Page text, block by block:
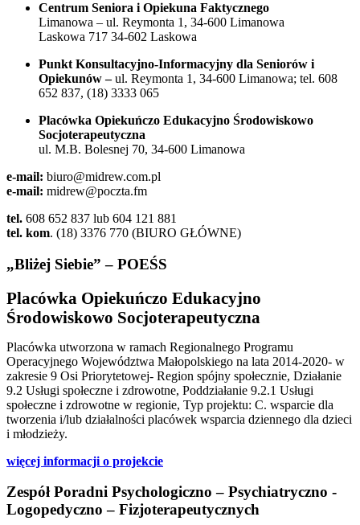
Centrum Seniora i Opiekuna Faktycznego
Limanowa – ul. Reymonta 1, 34-600 Limanowa
Laskowa 717 34-602 Laskowa
Punkt Konsultacyjno-Informacyjny dla Seniorów i
Opiekunów –ul. Reymonta 1, 34-600 Limanowa; tel. 608
652 837, (18) 3333 065
Placówka Opiekuńczo Edukacyjno Środowiskowo
Socjoterapeutyczna
ul. M.B. Bolesnej 70, 34-600 Limanowa
e-mail: biuro@midrew.com.pl
e-mail: midrew@poczta.fm
tel. 608 652 837 lub 604 121 881
tel. kom. (18) 3376 770 (BIURO GŁÓWNE)
„Bliżej Siebie” – POEŚS
Placówka Opiekuńczo Edukacyjno
Środowiskowo Socjoterapeutyczna
Placówka utworzona w ramach Regionalnego Programu
Operacyjnego Województwa Małopolskiego na lata 2014-2020- w
zakresie 9 Osi Priorytetowej- Region spójny społecznie, Działanie
9.2 Usługi społeczne i zdrowotne, Poddziałanie 9.2.1 Usługi
społeczne i zdrowotne w regionie, Typ projektu: C. wsparcie dla
tworzenia i/lub działalności placówek wsparcia dziennego dla dzieci
i młodzieży.
więcej informacji o projekcie
Zespół Poradni Psychologiczno – Psychiatryczno -
Logopedyczno – Fizjoterapeutycznych